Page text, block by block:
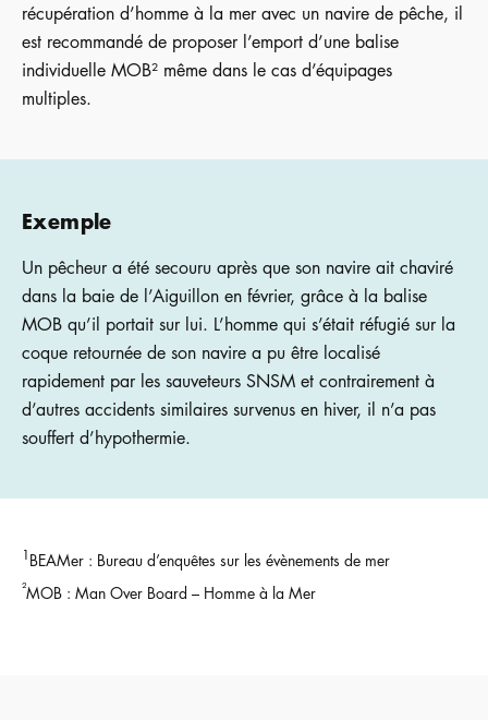
récupération d’homme à la mer avec un navire de pêche, il
est recommandé de proposer l’emport d’une balise
individuelle MOB² même dans le cas d’équipages
multiples.
Exemple
Un pêcheur a été secouru après que son navire ait chaviré
dans la baie de l’Aiguillon en février, grâce à la balise
MOB qu’il portait sur lui. L’homme qui s’était réfugié sur la
coque retournée de son navire a pu être localisé
rapidement par les sauveteurs SNSM et contrairement à
d’autres accidents similaires survenus en hiver, il n’a pas
souffert d’hypothermie.
1BEAMer : Bureau d’enquêtes sur les évènements de mer
²MOB : Man Over Board – Homme à la Mer